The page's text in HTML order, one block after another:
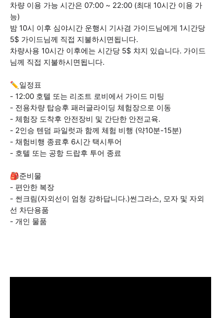
차량 이용 가능 시간은 07:00 ~ 22:00 (최대 10시간 이용 가
능)
밤 10시 이후 심야시간 운행시 기사겸 가이드님에게 1시간당
5$ 가이드님께 직접 지불하시면됩니다.
차량사용 10시간 이후에는 시간당 5$ 챠지 있습니다. 가이드
님께 직접 지불하시면됩니다.
✏️일정표
- 12:00 호텔 또는 리조트 로비에서 가이드 미팅
- 전용차량 탑승후 패러글라이딩 체험장으로 이동
- 체험장 도착후 안전장비 및 간단한 안전교육.
- 2인승 텐덤 파일럿과 함께 체험 비행 (약10분-15분)
- 채험비행 종료후 6시간 택시투어
- 호텔 또는 공항 드랍후 투어 종료
🎒준비물
- 편안한 복장
- 썬크림(자외선이 엄청 강하답니다.)썬그라스, 모자 및 자외
선 차단용품
- 개인 물품